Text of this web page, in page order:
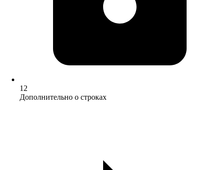
12
Дополнительно о строках